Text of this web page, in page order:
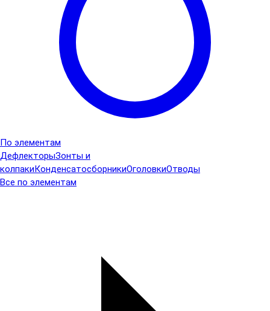
По элементам
ДефлекторыЗонты и
колпакиКонденсатосборникиОголовкиОтводы
Все по элементам